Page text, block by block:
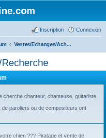
Connexion
Inscription
Ventes/Echanges/Achats/Recherche
cherche chanteur, chanteuse, guitariste
paroliers ou de compositeurs ont
chien ??? Piratage et vente de